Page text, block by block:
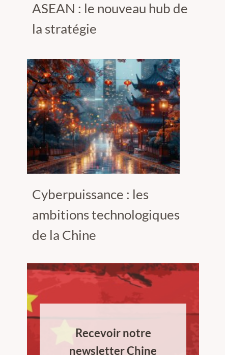
ASEAN : le nouveau hub de
la stratégie
Cyberpuissance : les
ambitions technologiques
de la Chine
Recevoir notre
newsletter Chine